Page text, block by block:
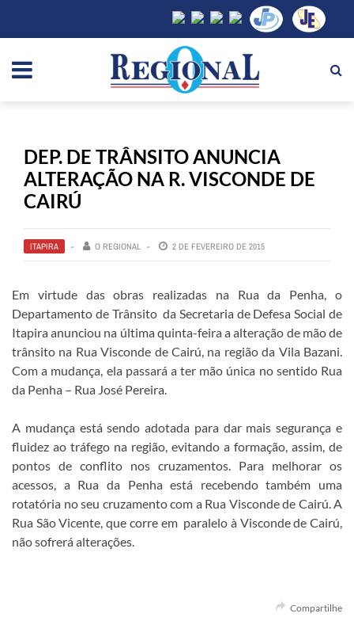
DEP. DE TRÂNSITO ANUNCIA
ALTERAÇÃO NA R. VISCONDE DE
CAIRÚ
ITAPIRA O REGIONAL 2 DE FEVEREIRO DE 2015
Em virtude das obras realizadas na Rua da Penha, o
Departamento de Trânsito da Secretaria de Defesa Social de
Itapira anunciou na última quinta-feira a alteração de mão de
trânsito na Rua Visconde de Cairú, na região da Vila Bazani.
Com a mudança, ela passará a ter mão única no sentido Rua
da Penha – Rua José Pereira.
A mudança está sendo adotada para dar mais segurança e
fluidez ao tráfego na região, evitando a formação, assim, de
pontos de conflito nos cruzamentos. Para melhorar os
acessos, a Rua da Penha está recebendo também uma
rotatória no seu cruzamento com a Rua Visconde de Cairú. A
Rua São Vicente, que corre em paralelo à Visconde de Cairú,
não sofrerá alterações.
Compartilhe